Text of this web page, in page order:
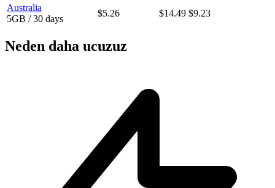
Australia
5GB / 30 days
$5.26 $14.49 $9.23
Neden daha ucuzuz